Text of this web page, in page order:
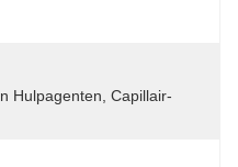
Hulpagenten, Capillair-